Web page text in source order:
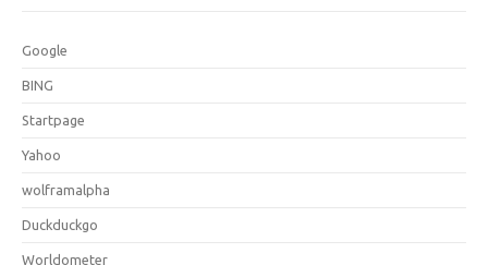
Google
BING
Startpage
Yahoo
wolframalpha
Duckduckgo
Worldometer